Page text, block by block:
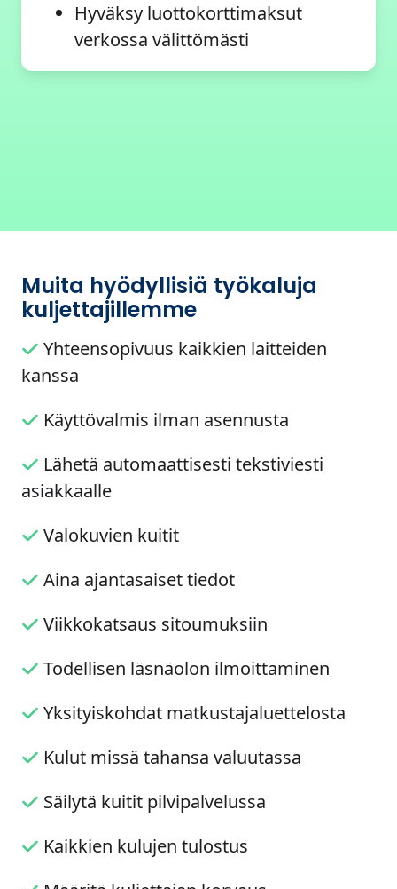
Hyväksy luottokorttimaksut
verkossa välittömästi
Muita hyödyllisiä työkaluja
kuljettajillemme
Yhteensopivuus kaikkien laitteiden
kanssa
Käyttövalmis ilman asennusta
Lähetä automaattisesti tekstiviesti
asiakkaalle
Valokuvien kuitit
Aina ajantasaiset tiedot
Viikkokatsaus sitoumuksiin
Todellisen läsnäolon ilmoittaminen
Yksityiskohdat matkustajaluettelosta
Kulut missä tahansa valuutassa
Säilytä kuitit pilvipalvelussa
Kaikkien kulujen tulostus